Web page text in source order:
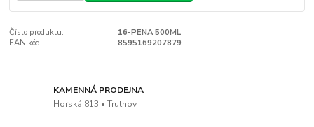
Číslo produktu:
16-PENA 500ML
EAN kód:
8595169207879
KAMENNÁ PRODEJNA
Horská 813 • Trutnov